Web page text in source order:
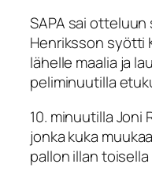
SAPA sai
Henriksson syötti
lähelle maalia ja
peliminuutilla
10. minuutilla Joni
jonka kuka
pallon illan